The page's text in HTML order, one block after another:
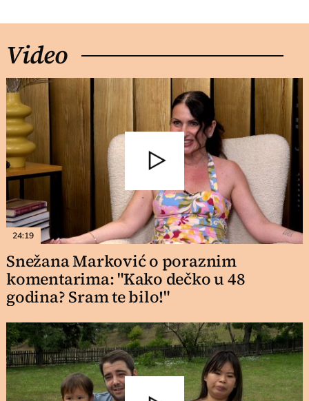
Video
24:19
Snežana Marković o poraznim
komentarima: "Kako dečko u 48
godina? Sram te bilo!"